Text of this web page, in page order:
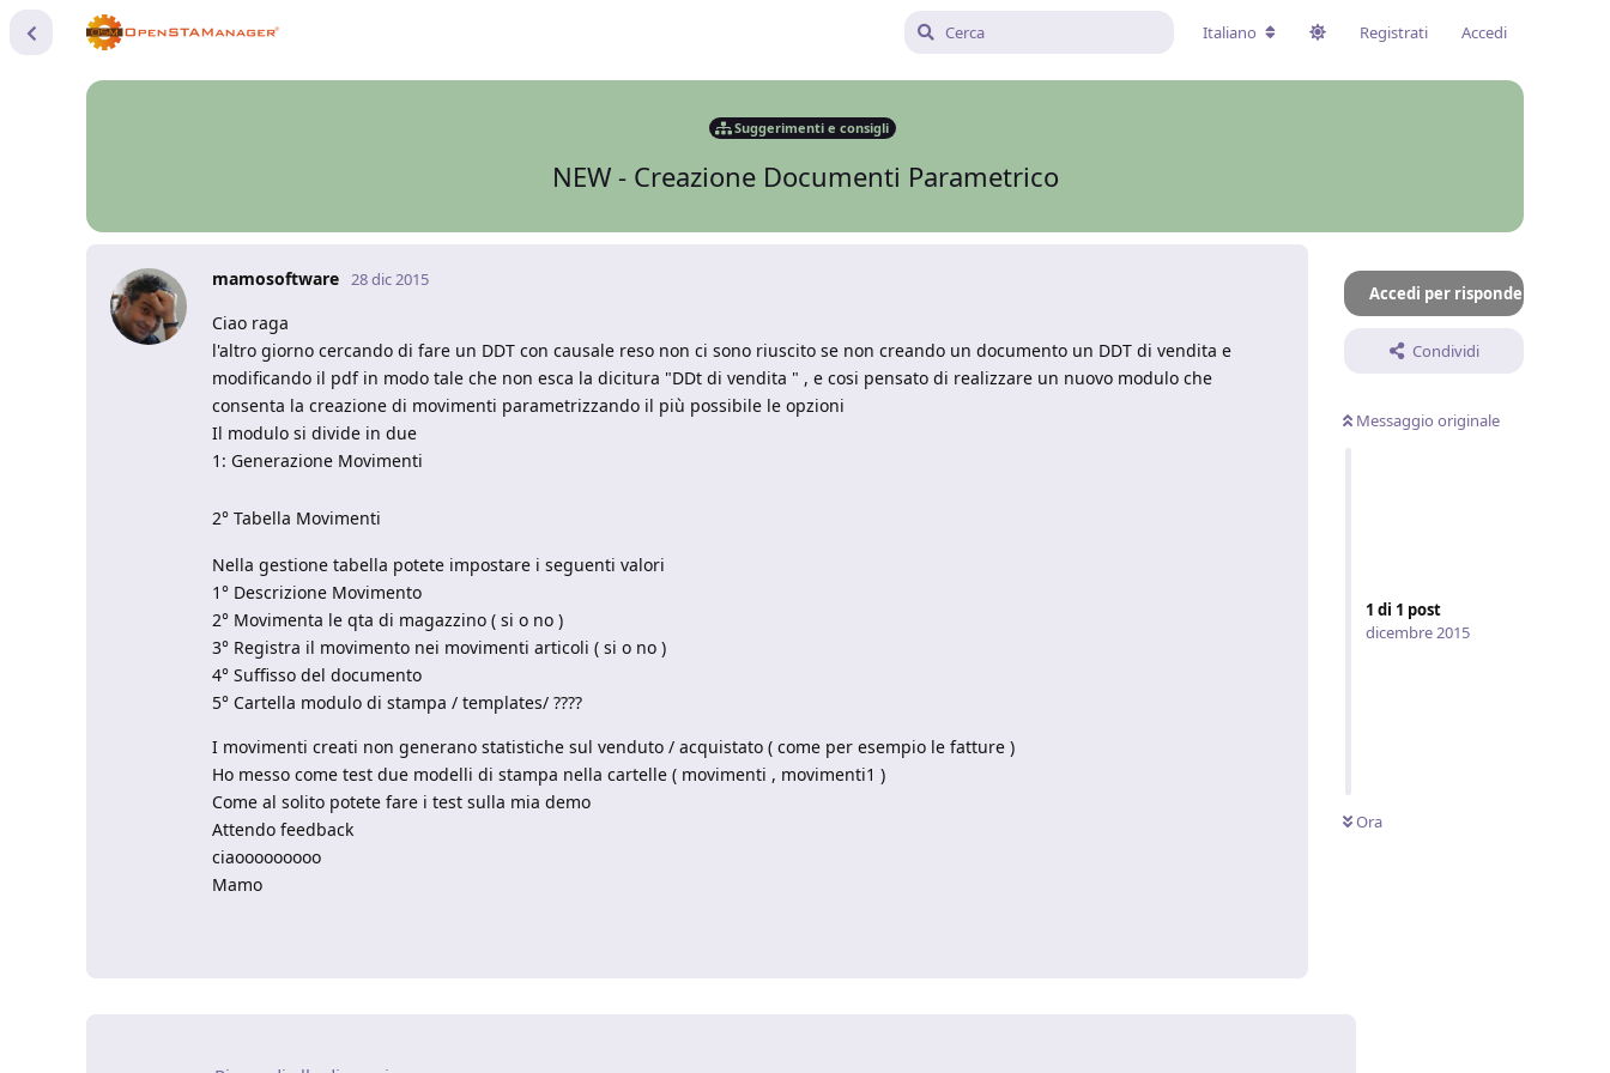
Italiano Registrati Accedi
Suggerimenti e consigli
NEW - Creazione Documenti Parametrico
Accedi per rispondere
Condividi
Messaggio originale
1 di 1 post
dicembre 2015
Ora
mamosoftware 28 dic 2015
Ciao raga
l'altro giorno cercando di fare un DDT con causale reso non ci sono riuscito se non creando un documento un DDT di vendita e
modificando il pdf in modo tale che non esca la dicitura "DDt di vendita " , e cosi pensato di realizzare un nuovo modulo che
consenta la creazione di movimenti parametrizzando il più possibile le opzioni
Il modulo si divide in due
1: Generazione Movimenti
2° Tabella Movimenti
Nella gestione tabella potete impostare i seguenti valori
1° Descrizione Movimento
2° Movimenta le qta di magazzino ( si o no )
3° Registra il movimento nei movimenti articoli ( si o no )
4° Suffisso del documento
5° Cartella modulo di stampa / templates/ ????
I movimenti creati non generano statistiche sul venduto / acquistato ( come per esempio le fatture )
Ho messo come test due modelli di stampa nella cartelle ( movimenti , movimenti1 )
Come al solito potete fare i test sulla mia demo
Attendo feedback
ciaooooooooo
Mamo